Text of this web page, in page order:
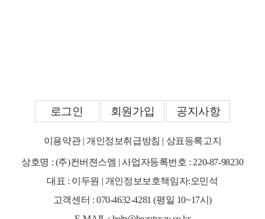
로그인 회원가입 공지사항
이용약관| 개인정보취급방침 | 상표등록고지
상호명 : (주)컨버젼스엠 | 사업자등록번호 : 220-87-98230
대표 : 이두원 | 개인정보보호책임자:오민석
고객센터 : 070-4632-4281 (평일 10~17시)